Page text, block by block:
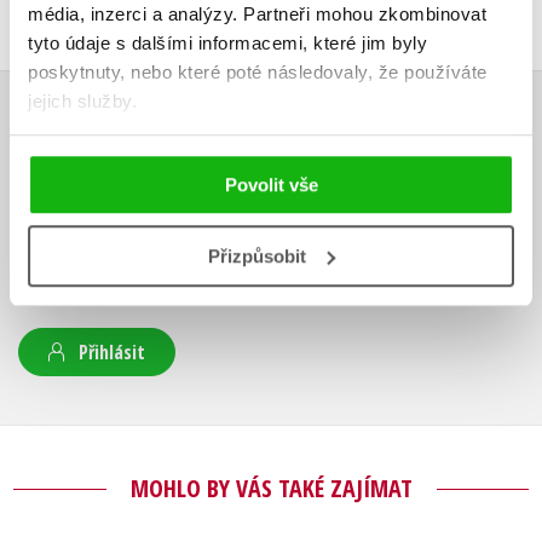
média, inzerci a analýzy. Partneři mohou zkombinovat
tyto údaje s dalšími informacemi, které jim byly
poskytnuty, nebo které poté následovaly, že používáte
jejich služby.
Povolit vše
Přizpůsobit
HODNOCENÍ ČTENÁŘŮ
V současné době nejsou vytvořena žádná uživatelská hodnocení.
Přihlásit
MOHLO BY VÁS TAKÉ ZAJÍMAT